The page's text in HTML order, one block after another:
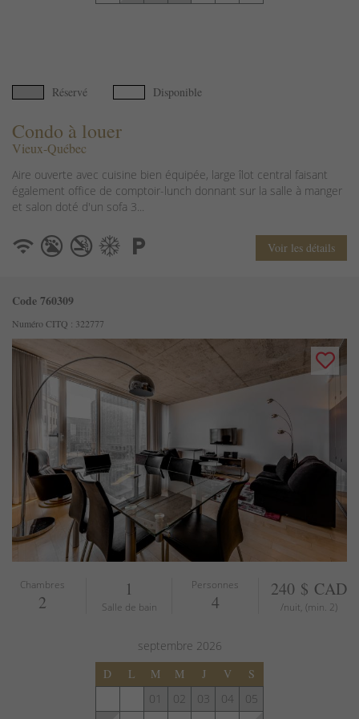
Réservé Disponible
Condo à louer
Vieux-Québec
Aire ouverte avec cuisine bien équipée, large îlot central faisant
également office de comptoir-lunch donnant sur la salle à manger
et salon doté d'un sofa 3...
Voir les détails
Code 760309
Numéro CITQ : 322777
Chambres
2
1
Salle de bain
Personnes
4
240 $ CAD
/nuit, (min. 2)
septembre 2026
D
L M M J V
S
01
02 03 04
05